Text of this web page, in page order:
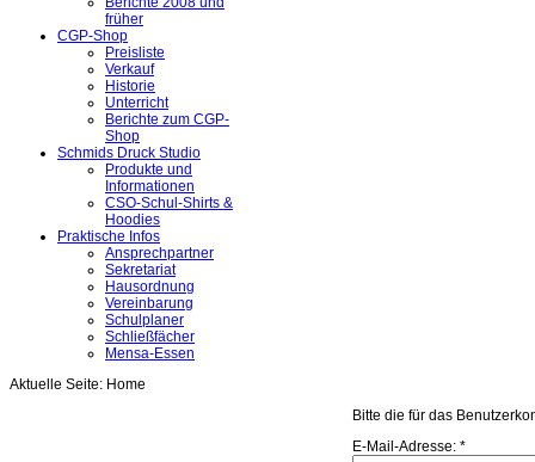
früher
CGP-Shop
Preisliste
Verkauf
Historie
Unterricht
Berichte zum CGP-
Shop
Schmids Druck Studio
Produkte und
Informationen
CSO-Schul-Shirts &
Hoodies
Praktische Infos
Ansprechpartner
Sekretariat
Hausordnung
Vereinbarung
Schulplaner
Schließfächer
Mensa-Essen
Aktuelle Seite: Home
Bitte die für das
E-Mail-Adresse:*